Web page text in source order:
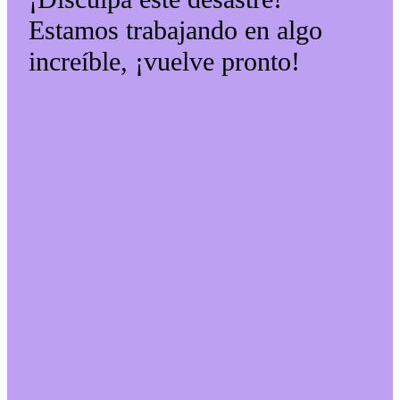
Estamos trabajando en algo
increíble, ¡vuelve pronto!